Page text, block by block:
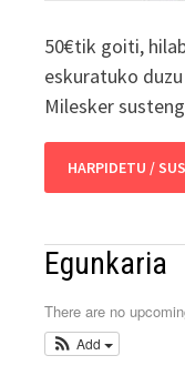
50€tik goiti,
eskuratuko
Milesker
HARPIDETU /
Egunkaria
There are no
Add